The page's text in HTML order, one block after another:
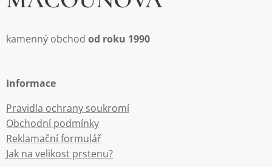
kamenný obchod od roku 1990
Informace
Pravidla ochrany soukromí
Obchodní podmínky
Reklamační formulář
Jak na velikost prstenu?